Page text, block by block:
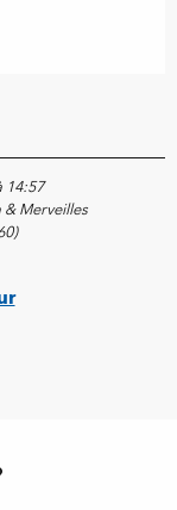
14:57
Merveilles
)